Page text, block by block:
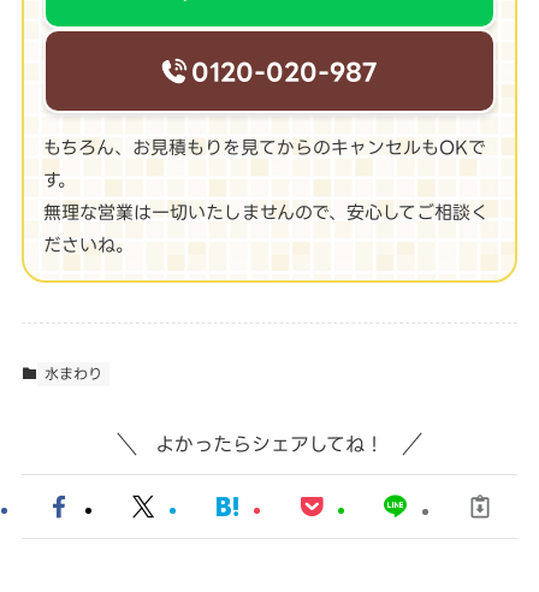
0120-020-987
もちろん、お見積もりを見てからのキャンセルもOKで
す。
無理な営業は一切いたしませんので、安心してご相談く
ださいね。
水まわり
よかったらシェアしてね！